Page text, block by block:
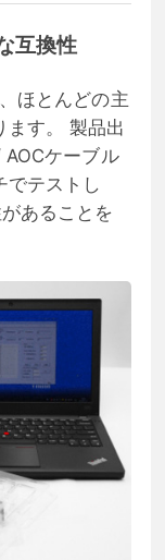
互換性
ほとんどの主
ます。 製品出
ケーブル
でテストし
あることを